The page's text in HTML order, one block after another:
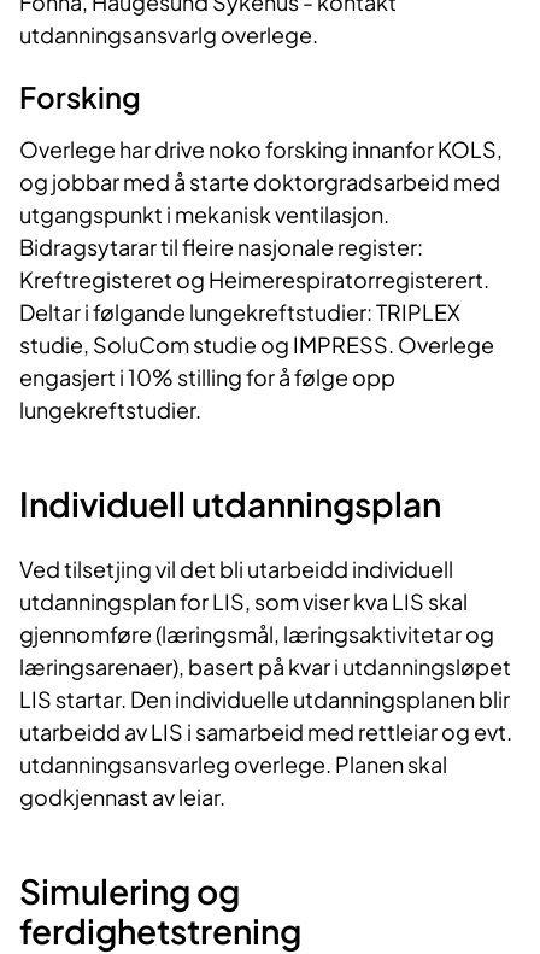
utdanningsansvarlg overlege.
Forsking
Overlege har drive noko forsking innanfor KOLS,
og jobbar med å starte doktorgradsarbeid med
utgangspunkt i mekanisk ventilasjon.
Bidragsytarar til fleire nasjonale register:
Kreftregisteret og Heimerespiratorregisterert.
Deltar i følgande lungekreftstudier: TRIPLEX
studie, SoluCom studie og IMPRESS. Overlege
engasjert i 10% stilling for å følge opp
lungekreftstudier.
Individuell utdanningsplan
Ved tilsetjing vil det bli utarbeidd individuell
utdanningsplan for LIS, som viser kva LIS skal
gjennomføre (læringsmål, læringsaktivitetar og
læringsarenaer), basert på kvar i utdanningsløpet
LIS startar. Den individuelle utdanningsplanen blir
utarbeidd av LIS i samarbeid med rettleiar og evt.
utdanningsansvarleg overlege. Planen skal
godkjennast av leiar.
Simulering og
ferdighetstrening